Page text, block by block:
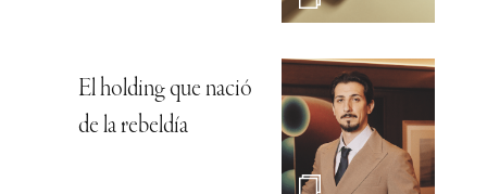
El holding que nació
de la rebeldía